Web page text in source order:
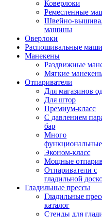
Коверлоки
Ремесленные
Швейно-
машины
Оверлоки
Распошивальные
Манекены
Раздвижные
Мягкие
Отпариватели
Для магазинов
Для штор
Премиум-класс
С давлением
бар
Много
функциональные
Эконом-класс
Мощные
Отпариватели с
гладильной
Гладильные прессы
Гладильные
каталог
Стенды для